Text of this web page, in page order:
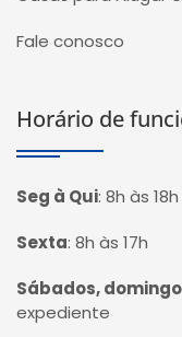
Fale conosco
Horário de
Seg à Qui: 8h às 18h
Sexta: 8h às 17h
Sábados,
expediente